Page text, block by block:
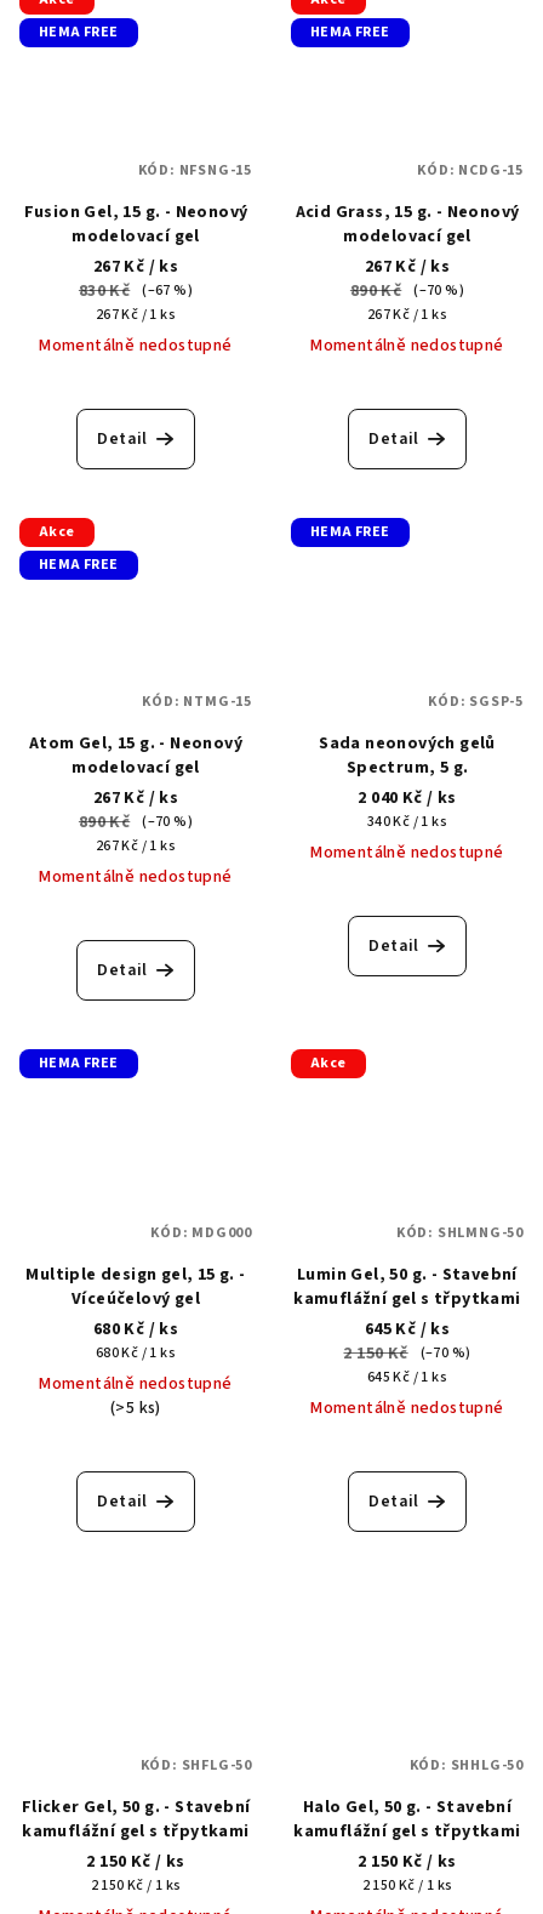
HEMA FREE
Fusion Gel, 15 g. - Neonový
modelovací gel
267 Kč / ks
830 Kč (–67 %)
Měrná
cena:
267 Kč / 1 ks
Momentálně nedostupné
Detail
KÓD: NFSNG-15
HEMA FREE
Acid Grass, 15 g. - Neonový
modelovací gel
267 Kč / ks
890 Kč (–70 %)
Měrná
cena:
267 Kč / 1 ks
Momentálně nedostupné
Detail
KÓD: NCDG-15
Akce
HEMA FREE
Atom Gel, 15 g. - Neonový
modelovací gel
267 Kč / ks
890 Kč (–70 %)
Měrná
cena:
267 Kč / 1 ks
Momentálně nedostupné
Detail
KÓD: NTMG-15
HEMA FREE
Sada neonových gelů
Spectrum, 5 g.
2 040 Kč / ks
Měrná
cena:
340 Kč / 1 ks
Momentálně nedostupné
Detail
KÓD: SGSP-5
HEMA FREE
Multiple design gel, 15 g. -
Víceúčelový gel
680 Kč / ks
Měrná
cena:
680 Kč / 1 ks
Momentálně nedostupné
(>5 ks)
Detail
KÓD: MDG000
Akce
Lumin Gel, 50 g. - Stavební
kamuflážní gel s třpytkami
645 Kč / ks
2 150 Kč
(–70 %)
Měrná
cena:
645 Kč / 1 ks
Momentálně nedostupné
Detail
KÓD: SHLMNG-50
Flicker Gel, 50 g. - Stavební
kamuflážní gel s třpytkami
2 150 Kč / ks
Měrná
cena:
2 150 Kč / 1 ks
KÓD: SHFLG-50
Halo Gel, 50 g. - Stavební
kamuflážní gel s třpytkami
2 150 Kč / ks
Měrná
cena:
2 150 Kč / 1 ks
KÓD: SHHLG-50